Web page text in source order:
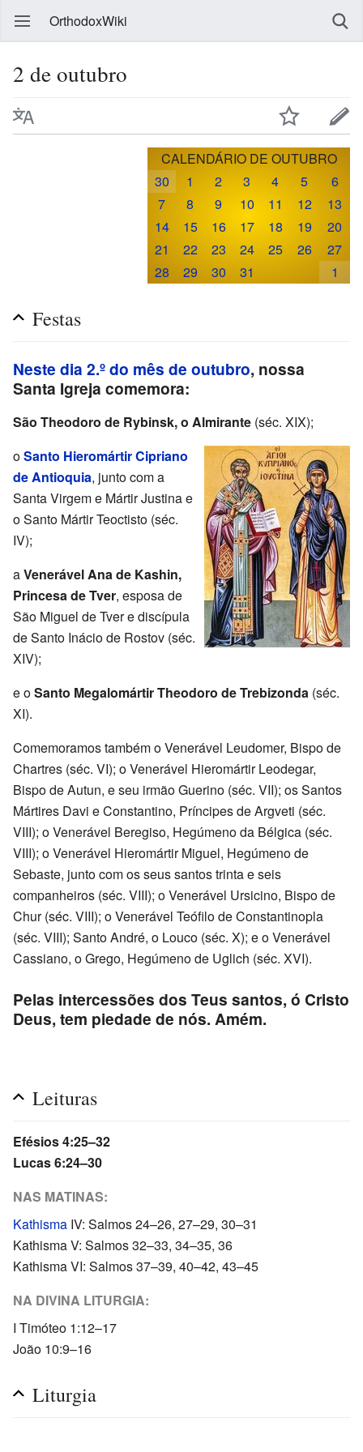
OrthodoxWiki
2 de outubro
CALENDÁRIO DE OUTUBRO
30
1 2 3 4 5
6
7
8 9 10 11 12
13
14
15 16 17 18 19
20
21
22 23 24 25 26
27
28
29 30 31 1
Festas
Neste dia 2.º do mês de outubro, nossa
Santa Igreja comemora:
São Theodoro de Rybinsk, o Almirante (séc. XIX);
oSanto Hieromártir Cipriano
de Antioquia, junto com a
Santa Virgem e Mártir Justina e
o Santo Mártir Teoctisto (séc.
IV);
aVenerável Ana de Kashin,
Princesa de Tver, esposa de
São Miguel de Tver e discípula
de Santo Inácio de Rostov (séc.
XIV);
e oSanto Megalomártir Theodoro de Trebizonda (séc.
XI).
Comemoramos também o Venerável Leudomer, Bispo de
Chartres (séc. VI); o Venerável Hieromártir Leodegar,
Bispo de Autun, e seu irmão Guerino (séc. VII); os Santos
Mártires Davi e Constantino, Príncipes de Argveti (séc.
VIII); o Venerável Beregiso, Hegúmeno da Bélgica (séc.
VIII); o Venerável Hieromártir Miguel, Hegúmeno de
Sebaste, junto com os seus santos trinta e seis
companheiros (séc. VIII); o Venerável Ursicino, Bispo de
Chur (séc. VIII); o Venerável Teófilo de Constantinopla
(séc. VIII); Santo André, o Louco (séc. X); e o Venerável
Cassiano, o Grego, Hegúmeno de Uglich (séc. XVI).
Pelas intercessões dos Teus santos, ó Cristo
Deus, tem piedade de nós. Amém.
Leituras
Efésios 4:25–32
Lucas 6:24–30
NAS MATINAS:
Kathisma IV: Salmos 24–26, 27–29, 30–31
Kathisma V: Salmos 32–33, 34–35, 36
Kathisma VI: Salmos 37–39, 40–42, 43–45
NA DIVINA LITURGIA:
I Timóteo 1:12–17
João 10:9–16
Liturgia